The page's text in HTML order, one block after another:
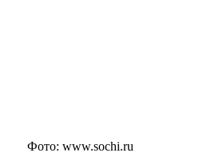
Фото: www.sochi.ru